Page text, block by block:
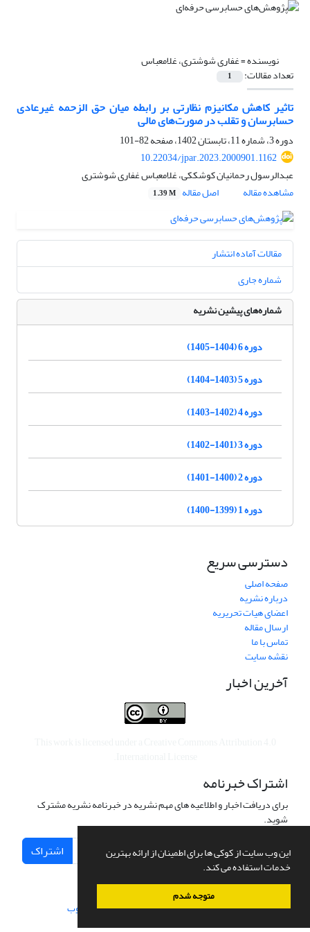
این وب سایت از کوکی ها برای اطمینان از ارائه بهترین
خدمات استفاده می کند.
متوجه شدم
نویسنده =غفاری شوشتری، غلامعباس
تعداد مقالات: 1
تاثیر کاهش مکانیزم نظارتی بر رابطه میان حق الزحمه غیرعادی
حسابرسان و تقلب در صورت‌های مالی
دوره 3، شماره 11، تابستان 1402، صفحه
82-101
10.22034/jpar.2023.2000901.1162
عبدالرسول رحمانیان کوشککی، غلامعباس غفاری شوشتری
مشاهده مقاله
اصل مقاله 1.39 M
مقالات آماده انتشار
شماره جاری
شماره‌های پیشین نشریه
دوره 6 (1404-1405)
دوره 5 (1403-1404)
دوره 4 (1402-1403)
دوره 3 (1401-1402)
دوره 2 (1400-1401)
دوره 1 (1399-1400)
دسترسی سریع
صفحه اصلی
درباره نشریه
اعضای هیات تحریریه
ارسال مقاله
تماس با ما
نقشه سایت
آخرین اخبار
اشتراک خبرنامه
برای دریافت اخبار و اطلاعیه های مهم نشریه در خبرنامه نشریه مشترک
شوید.
اشتراک
سامانه مدیریت نشریات علمی.طراحی و پیاده سازی از سیناوب